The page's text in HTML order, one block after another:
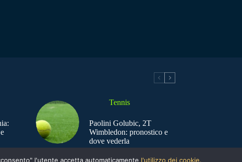
Tennis
Paolini Golubic, 2T
Wimbledon: pronostico e
dove vederla
l'utente accetta automaticamente l'utilizzo dei cookie.